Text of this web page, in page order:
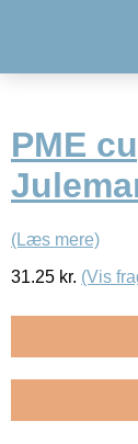
PME
(Læs mere)
31.25 kr. (Vis